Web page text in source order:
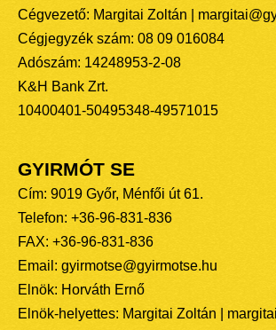
Cégvezető: Margitai Zoltán |
Cégjegyzék szám: 08 09 016084
Adószám: 14248953-2-08
K&H Bank Zrt.
10400401-50495348-49571015
GYIRMÓT SE
Cím: 9019 Győr, Ménfői út 61.
Telefon: +36-96-831-836
FAX: +36-96-831-836
Email: gyirmotse@gyirmotse.hu
Elnök: Horváth Ernő
Elnök-helyettes: Margitai Zoltán |